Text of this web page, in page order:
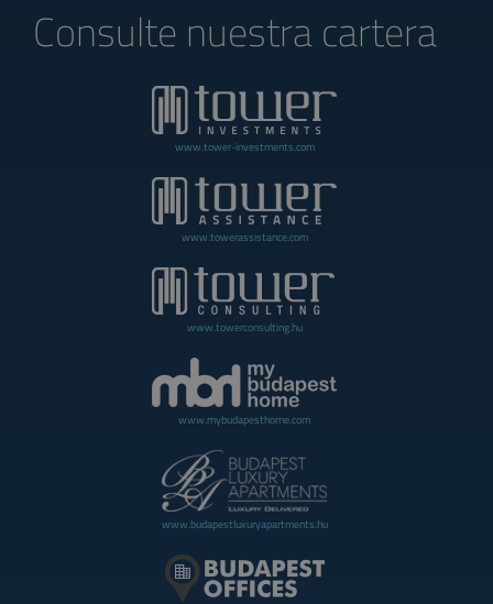
Consulte nuestra cartera
www.tower-investments.com
www.towerassistance.com
www.towerconsulting.hu
www.mybudapesthome.com
www.budapestluxuryapartments.hu